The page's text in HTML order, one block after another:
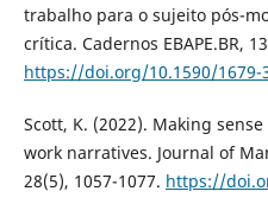
trabalho para o sujeito pós-
crítica. Cadernos EBAPE.BR,
https://doi.org/10.1590/1679-
Scott, K. (2022). Making
work narratives. Journal of
28(5), 1057-1077. https://